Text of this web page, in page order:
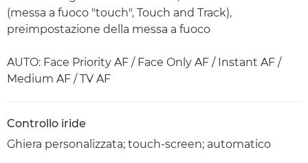
(messa a fuoco "touch", Touch and Track),
preimpostazione della messa a fuoco
AUTO: Face Priority AF / Face Only AF / Instant AF /
Medium AF / TV AF
Controllo iride
Ghiera personalizzata; touch-screen; automatico